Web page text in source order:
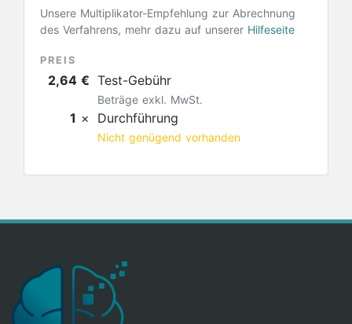
Unsere Multiplikator-Empfehlung zur Abrechnung
des Verfahrens, mehr dazu auf unserer Hilfeseite
PREIS
2,64 € Test-Gebühr
Beträge exkl. MwSt.
1 × Durchführung
Nicht genügend vorhanden